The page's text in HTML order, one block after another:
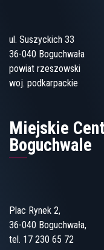
ul. Suszyckich 33
36-040 Boguchwała
powiat rzeszowski
woj. podkarpackie
Miejskie
Boguchwale
Plac Rynek 2,
36-040 Boguchwała,
tel. 17 230 65 72